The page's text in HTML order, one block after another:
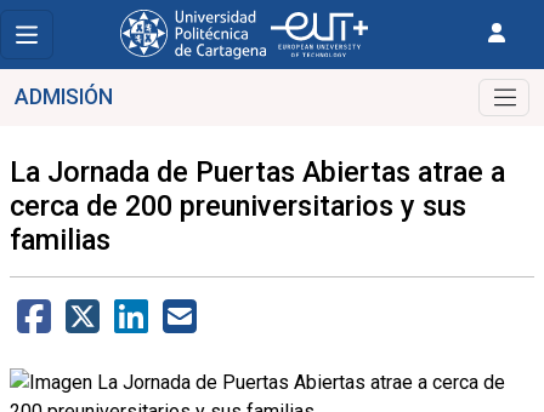
ADMISIÓN
La Jornada de Puertas Abiertas atrae a
cerca de 200 preuniversitarios y sus
familias